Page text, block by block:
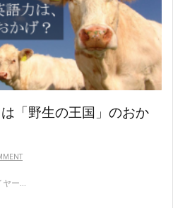
「野生の王国」のおか
ー...